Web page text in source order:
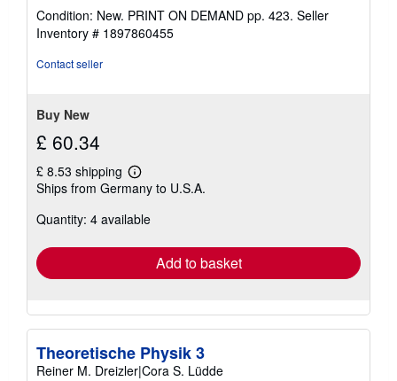
rating
4
out
Condition: New. PRINT ON DEMAND pp. 423. Seller
Inventory # 1897860455
Contact seller
Buy New
£ 60.34
£ 8.53 shipping
Learn
more
shipping
Ships from Germany to U.S.A.
Quantity: 4 available
Add to basket
Theoretische Physik 3
Reiner M. Dreizler|Cora S. Lüdde